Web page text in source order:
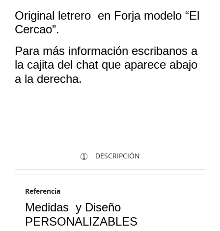
Original letrero en Forja modelo “El
Cercao”.
Para más información escribanos a
la cajita del chat que aparece abajo
a la derecha.
DESCRIPCIÓN
Referencia
Medidas y Diseño
PERSONALIZABLES